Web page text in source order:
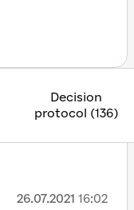
Decision
protocol (136)
26.07.2021 16:02